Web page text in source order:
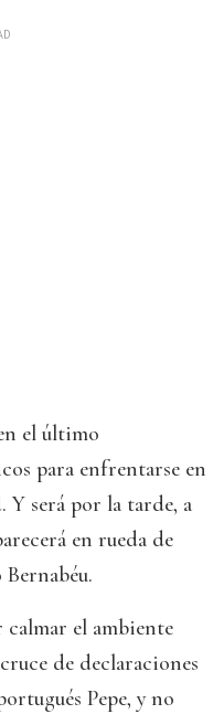
el último
para enfrentarse en
será por la tarde, a
en rueda de
el ambiente
de declaraciones
Pepe, y no